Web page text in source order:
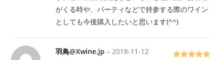
がくる時や、パーティなどで持参する際のワイン
としても今後購入したいと思います(^^)
羽鳥@Xwine.jp– 2018-11-12